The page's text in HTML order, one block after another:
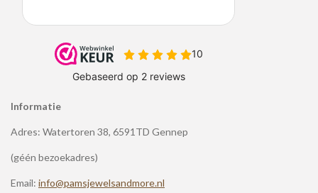
Informatie
Adres: Watertoren 38, 6591TD Gennep
(géén bezoekadres)
Email: info@pamsjewelsandmore.nl